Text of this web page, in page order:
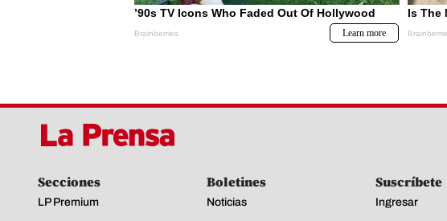
Secciones
LP Premium
Boletines
Noticias
Suscríbete
Ingresar